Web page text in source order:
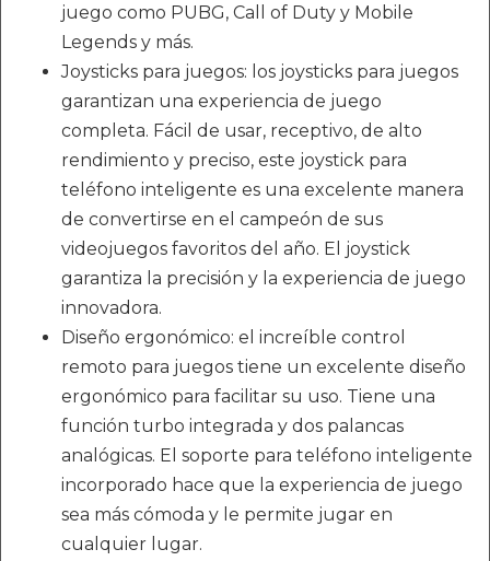
juego como PUBG, Call of Duty y Mobile
Legends y más.
Joysticks para juegos: los joysticks para juegos
garantizan una experiencia de juego
completa. Fácil de usar, receptivo, de alto
rendimiento y preciso, este joystick para
teléfono inteligente es una excelente manera
de convertirse en el campeón de sus
videojuegos favoritos del año. El joystick
garantiza la precisión y la experiencia de juego
innovadora.
Diseño ergonómico: el increíble control
remoto para juegos tiene un excelente diseño
ergonómico para facilitar su uso. Tiene una
función turbo integrada y dos palancas
analógicas. El soporte para teléfono inteligente
incorporado hace que la experiencia de juego
sea más cómoda y le permite jugar en
cualquier lugar.